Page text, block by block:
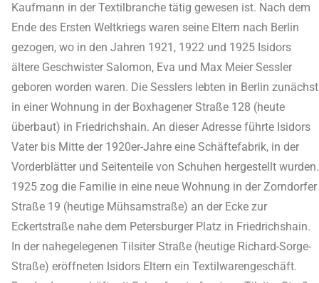
Kaufmann in der Textilbranche tätig gewesen ist. Nach dem
Ende des Ersten Weltkriegs waren seine Eltern nach Berlin
gezogen, wo in den Jahren 1921, 1922 und 1925 Isidors
ältere Geschwister Salomon, Eva und Max Meier Sessler
geboren worden waren. Die Sesslers lebten in Berlin zunächst
in einer Wohnung in der Boxhagener Straße 128 (heute
überbaut) in Friedrichshain. An dieser Adresse führte Isidors
Vater bis Mitte der 1920er-Jahre eine Schäftefabrik, in der
Vorderblätter und Seitenteile von Schuhen hergestellt wurden.
1925 zog die Familie in eine neue Wohnung in der Zorndorfer
Straße 19 (heutige Mühsamstraße) an der Ecke zur
Eckertstraße nahe dem Petersburger Platz in Friedrichshain.
In der nahegelegenen Tilsiter Straße (heutige Richard-Sorge-
Straße) eröffneten Isidors Eltern ein Textilwarengeschäft.